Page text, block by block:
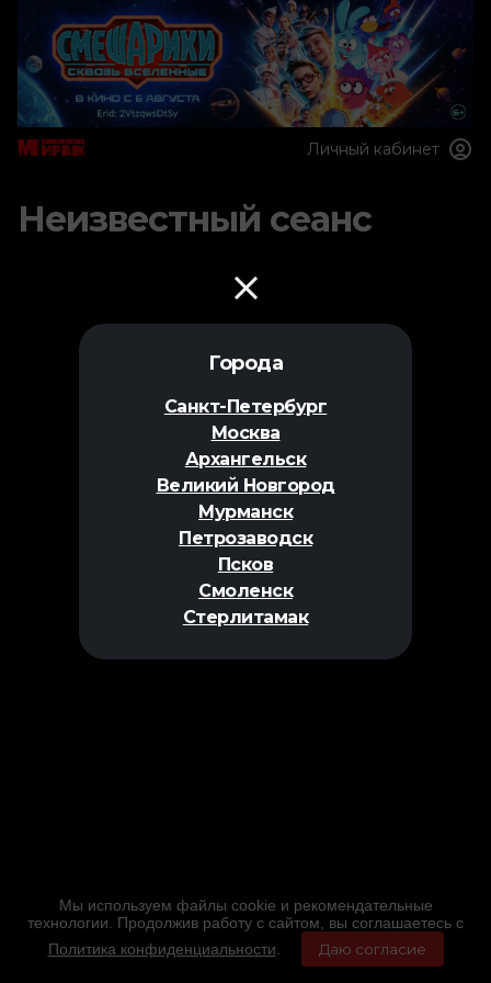
Города
Санкт-Петербург
Москва
Архангельск
Великий Новгород
Мурманск
Петрозаводск
Псков
Смоленск
Стерлитамак
Личный кабинет
Неизвестный сеанс
Мы используем файлы cookie и рекомендательные
технологии. Продолжив работу с сайтом, вы соглашаетесь с
Политика конфиденциальности
Даю согласие